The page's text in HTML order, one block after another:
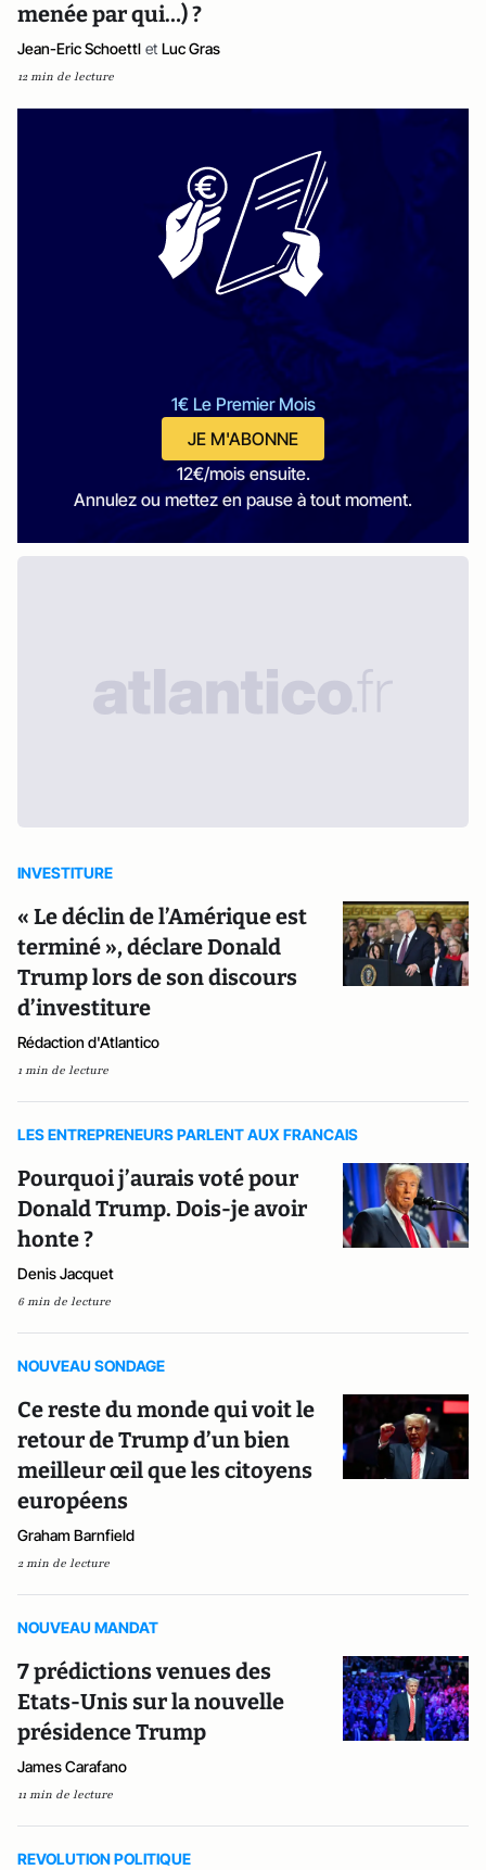
menée par qui…) ?
Jean-Eric Schoettl et Luc Gras
12 min de lecture
1€ Le Premier Mois
JE M'ABONNE
12€/mois ensuite.
Annulez ou mettez en pause à tout moment.
INVESTITURE
« Le déclin de l’Amérique est
terminé », déclare Donald
Trump lors de son discours
d’investiture
Rédaction d'Atlantico
1 min de lecture
LES ENTREPRENEURS PARLENT AUX FRANCAIS
Pourquoi j’aurais voté pour
Donald Trump. Dois-je avoir
honte ?
Denis Jacquet
6 min de lecture
NOUVEAU SONDAGE
Ce reste du monde qui voit le
retour de Trump d’un bien
meilleur œil que les citoyens
européens
Graham Barnfield
2 min de lecture
NOUVEAU MANDAT
7 prédictions venues des
Etats-Unis sur la nouvelle
présidence Trump
James Carafano
11 min de lecture
REVOLUTION POLITIQUE